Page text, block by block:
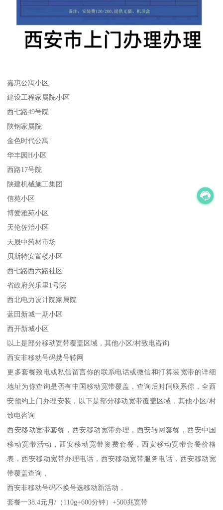
嘉惠公寓小区
建设工程家属院小区
西七路49号院
陕钢家属院
金色时代公寓
华丰园H小区
西路17号院
陕建机械施工集团
信苑小区
博爱雅苑小区
天伦佐治小区
天晟中药材市场
贝斯特安置楼小区
西七路西六路社区
省政府兴乐里1号院
西北电力设计院家属院
蓝田新城一期小区
西开新城小区
以上是部分移动宽带覆盖区域，其他小区/村致电咨询
西安非移动号码携号转网
更多套餐致电或私信留言你的联系电话或微信和打算装宽带的详细
地址为你查询是否有中国移动宽带覆盖，查询后时间联系你，全西
安预约上门办理安装，以下是部分移动宽带覆盖区域，其他小区/村
致电咨询
西安移动宽带套餐，西安移动宽带办理，西安转网套餐，西安中国
移动宽带活动，西安移动宽带资费套餐，西安移动宽带套餐价格
表，西安移动宽带办理电话，西安移动宽带服务电话，西安移动宽
带覆盖查询，
西安非移动号码不换号选移动新活动，
套餐一38.4元月/（110g+600分钟）+500兆宽带